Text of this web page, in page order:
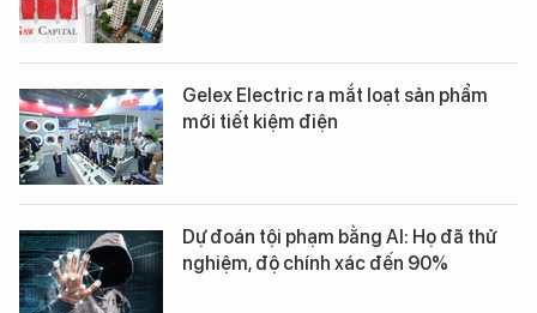
Gelex Electric ra mắt loạt sản phẩm
mới tiết kiệm điện
Dự đoán tội phạm bằng AI: Họ đã thử
nghiệm, độ chính xác đến 90%